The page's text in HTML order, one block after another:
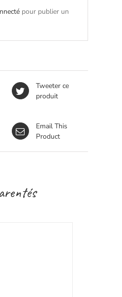
pour publier un
Tweeter ce
produit
Email This
Product